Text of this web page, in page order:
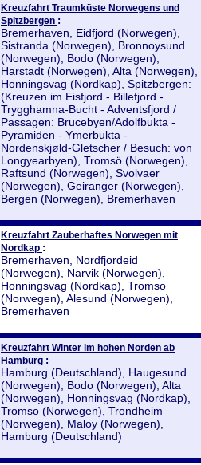
Kreuzfahrt Traumküste Norwegens und
Spitzbergen :
Bremerhaven, Eidfjord (Norwegen),
Sistranda (Norwegen), Bronnoysund
(Norwegen), Bodo (Norwegen),
Harstadt (Norwegen), Alta (Norwegen),
Honningsvag (Nordkap), Spitzbergen:
(Kreuzen im Eisfjord - Billefjord -
Trygghamna-Bucht - Adventsfjord /
Passagen: Brucebyen/Adolfbukta -
Pyramiden - Ymerbukta -
Nordenskjøld-Gletscher / Besuch: von
Longyearbyen), Tromsö (Norwegen),
Raftsund (Norwegen), Svolvaer
(Norwegen), Geiranger (Norwegen),
Bergen (Norwegen), Bremerhaven
Kreuzfahrt Zauberhaftes Norwegen mit
Nordkap :
Bremerhaven, Nordfjordeid
(Norwegen), Narvik (Norwegen),
Honningsvag (Nordkap), Tromso
(Norwegen), Alesund (Norwegen),
Bremerhaven
Kreuzfahrt Winter im hohen Norden ab
Hamburg :
Hamburg (Deutschland), Haugesund
(Norwegen), Bodo (Norwegen), Alta
(Norwegen), Honningsvag (Nordkap),
Tromso (Norwegen), Trondheim
(Norwegen), Maloy (Norwegen),
Hamburg (Deutschland)